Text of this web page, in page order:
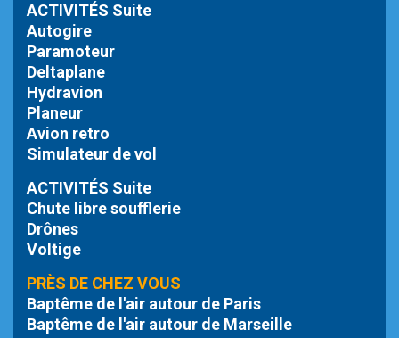
ACTIVITÉS Suite
Autogire
Paramoteur
Deltaplane
Hydravion
Planeur
Avion retro
Simulateur de vol
ACTIVITÉS Suite
Chute libresoufflerie
Drônes
Voltige
PRÈS DE CHEZ VOUS
Baptême de l'air autour de Paris
Baptême de l'air autour de Marseille